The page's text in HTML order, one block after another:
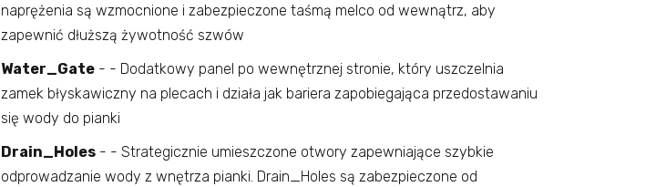
naprężenia są wzmocnione i zabezpieczone taśmą melco od wewnątrz, aby
zapewnić dłuższą żywotność szwów
Water_Gate- - Dodatkowy panel po wewnętrznej stronie, który uszczelnia
zamek błyskawiczny na plecach i działa jak bariera zapobiegająca przedostawaniu
się wody do pianki
Drain_Holes- - Strategicznie umieszczone otwory zapewniające szybkie
odprowadzanie wody z wnętrza pianki. Drain_Holes są zabezpieczone od